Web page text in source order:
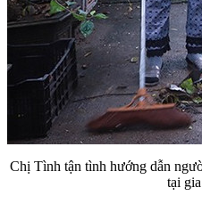
Chị Tình tận tình hướng dẫn
tại